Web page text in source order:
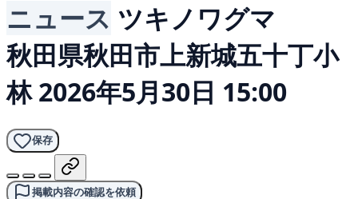
ニュース ツキノワグマ
秋田県秋田市上新城五十丁小
林 2026年5月30日 15:00
保存
掲載内容の確認を依頼